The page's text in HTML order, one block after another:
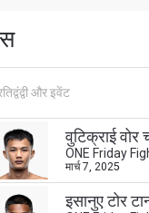
और इवेंट
वुटिक्राई वोर
ONE Friday
मार्च 7, 2025
इसानुए टोर
KNOW
latest news, unlock
to the best seats to